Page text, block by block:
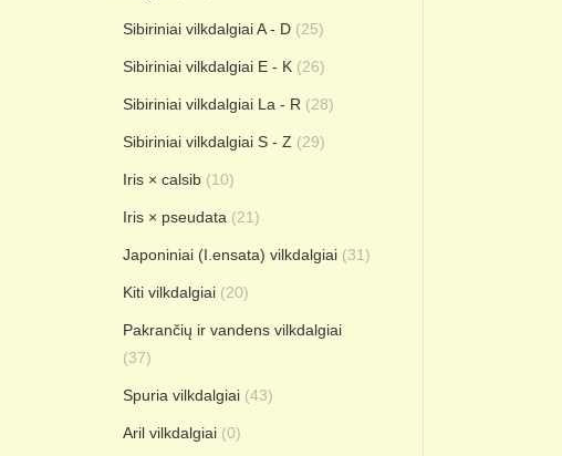
Sibiriniai vilkdalgiai A - D (25)
Sibiriniai vilkdalgiai E - K (26)
Sibiriniai vilkdalgiai La - R (28)
Sibiriniai vilkdalgiai S - Z (29)
Iris × calsib (10)
Iris × pseudata (21)
Japoniniai (I.ensata) vilkdalgiai (31)
Kiti vilkdalgiai (20)
Pakrančių ir vandens vilkdalgiai
(37)
Spuria vilkdalgiai (43)
Aril vilkdalgiai (0)